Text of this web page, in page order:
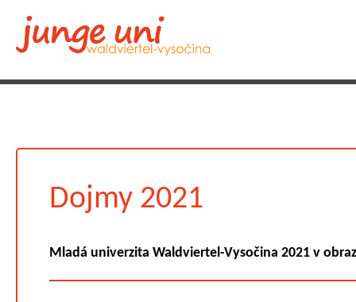
Dojmy 2021
Mladá univerzita Waldviertel-Vysočina 2021 v